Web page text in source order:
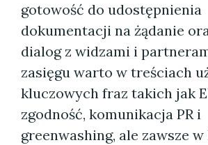
gotowość do udostępnienia
dokumentacji na żądanie
dialog z widzami i
zasięgu warto w treściach
kluczowych fraz takich jak
zgodność, komunikacja PR i
greenwashing, ale zawsze